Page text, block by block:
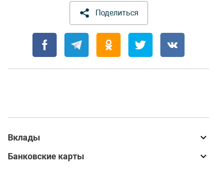
Поделиться
Вклады
Банковские карты